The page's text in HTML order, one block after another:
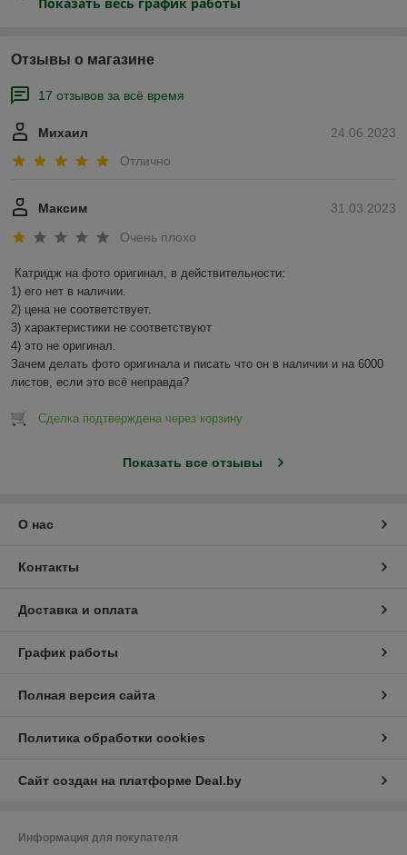
Отзывы о магазине
17 отзывов за всё время
24.06.2023
Михаил
Отлично
31.03.2023
Максим
Очень плохо
Катридж на фото оригинал, в действительности:
1) его нет в наличии.
2) цена не соответствует.
3) характеристики не соответствуют
4) это не оригинал.
Зачем делать фото оригинала и писать что он в наличии и на 6000
листов, если это всё неправда?
Сделка подтверждена через корзину
Показать все отзывы
О нас
Контакты
Доставка и оплата
График работы
Полная версия сайта
Политика обработки cookies
Сайт создан на платформе Deal.by
Информация для покупателя